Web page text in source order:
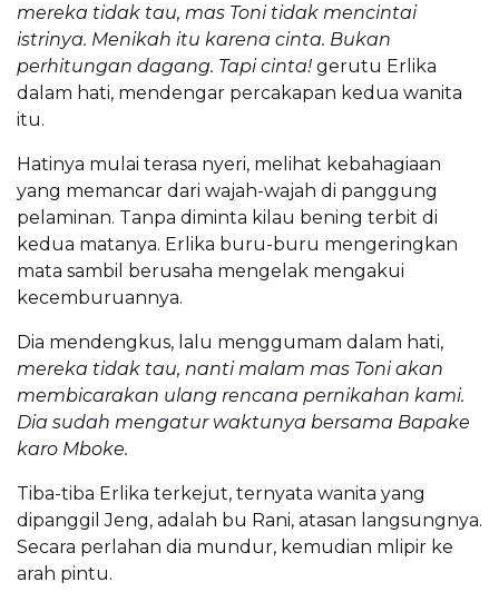
mereka tidak tau, mas Toni tidak mencintai
istrinya. Menikah itu karena cinta. Bukan
perhitungan dagang. Tapi cinta! gerutu Erlika
dalam hati, mendengar percakapan kedua wanita
itu.
Hatinya mulai terasa nyeri, melihat kebahagiaan
yang memancar dari wajah-wajah di panggung
pelaminan. Tanpa diminta kilau bening terbit di
kedua matanya. Erlika buru-buru mengeringkan
mata sambil berusaha mengelak mengakui
kecemburuannya.
Dia mendengkus, lalu menggumam dalam hati,
mereka tidak tau, nanti malam mas Toni akan
membicarakan ulang rencana pernikahan kami.
Dia sudah mengatur waktunya bersama Bapake
karo Mboke.
Tiba-tiba Erlika terkejut, ternyata wanita yang
dipanggil Jeng, adalah bu Rani, atasan langsungnya.
Secara perlahan dia mundur, kemudian mlipir ke
arah pintu.